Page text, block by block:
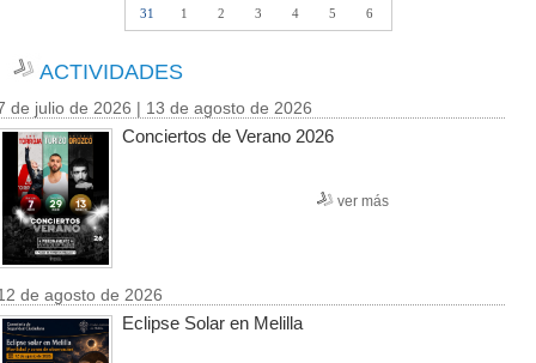
31
1 2 3 4 5 6
ACTIVIDADES
de julio de 2026 | 13 de agosto de 2026
Conciertos de Verano 2026
ver más
de agosto de 2026
Eclipse Solar en Melilla